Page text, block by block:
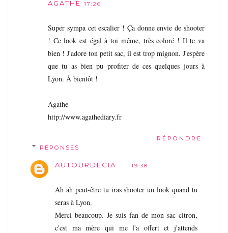
AGATHE 17:26
Super sympa cet escalier ! Ça donne envie de shooter
! Ce look est égal à toi même, très coloré ! Il te va
bien ! J'adore ton petit sac, il est trop mignon. J'espère
que tu as bien pu profiter de ces quelques jours à
Lyon. À bientôt !
Agathe
http://www.agathediary.fr
RÉPONDRE
RÉPONSES
AUTOURDECIA 19:38
Ah ah peut-être tu iras shooter un look quand tu
seras à Lyon.
Merci beaucoup. Je suis fan de mon sac citron,
c'est ma mère qui me l'a offert et j'attends